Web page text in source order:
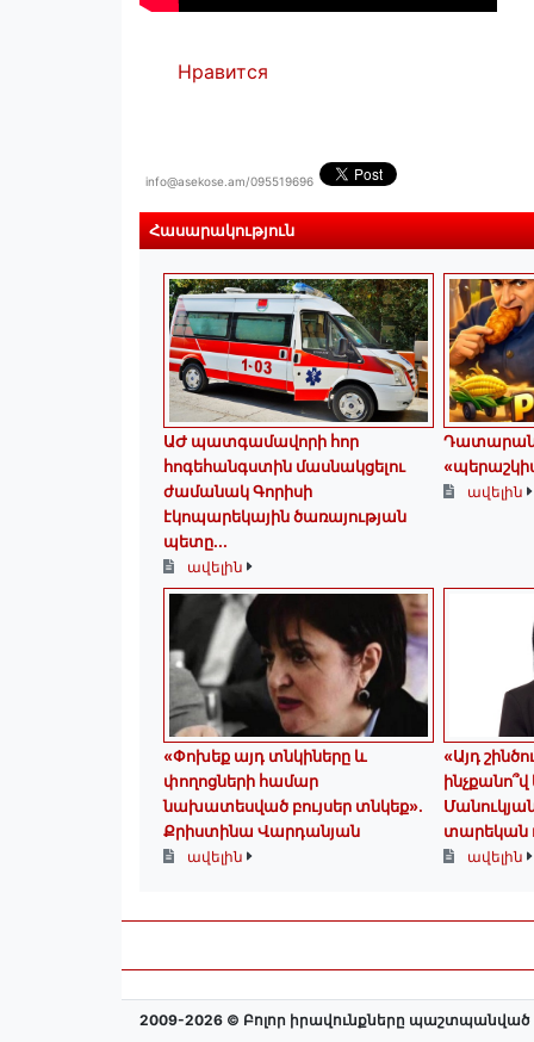
Нравится
info@asekose.am/095519696
Հասարակություն
ԱԺ պատգամավորի հոր
հոգեհանգստին մասնակցելու
ժամանակ Գորիսի
էկոպարեկային ծառայության
պետը...
ավելին
ավելին
«Փոխեք այդ տնկիները և
փողոցների համար
նախատեսված բույսեր տնկեք».
Քրիստինա Վարդանյան
ավելին
«Այդ
տարեկան
ավելին
2009-2026 © Բոլոր իրավունքները պաշտպանված